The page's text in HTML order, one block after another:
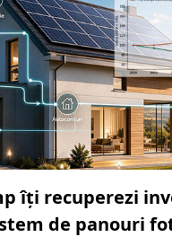
îți recuperezi
de panouri